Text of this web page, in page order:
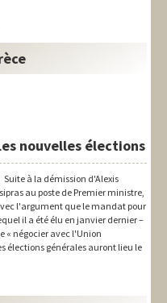
nouvelles élections
Suite à la démission d'Alexis
au poste de Premier ministre,
l'argument que le mandat pour
il a été élu en janvier dernier –
« négocier avec l'Union
élections générales auront lieu le